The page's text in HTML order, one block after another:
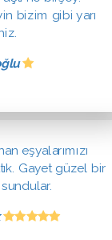
bizim gibi yarı
eşyalarımızı
Gayet güzel bir